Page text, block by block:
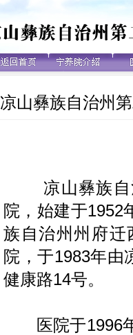
凉山彝族自治州
凉山彝族自治
院，始建于1952
族自治州州府迁
院，于1983年由
健康路14号。
医院于1996年